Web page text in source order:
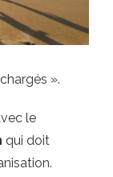
».
le
qui doit